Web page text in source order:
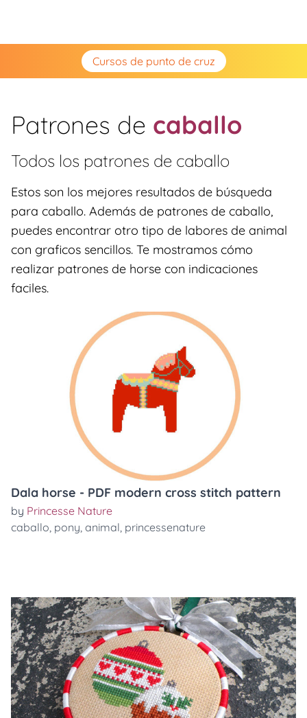
Cursos de punto de cruz
Patrones de caballo
Todos los patrones de caballo
Estos son los mejores resultados de búsqueda
para caballo. Además de patrones de caballo,
puedes encontrar otro tipo de labores de animal
con graficos sencillos. Te mostramos cómo
realizar patrones de horse con indicaciones
faciles.
Dala horse - PDF modern cross stitch pattern
by Princesse Nature
caballo, pony, animal, princessenature